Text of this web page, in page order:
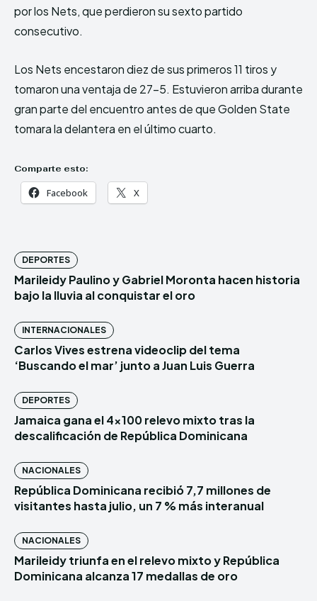
por los Nets, que perdieron su sexto partido
consecutivo.
Los Nets encestaron diez de sus primeros 11 tiros y
tomaron una ventaja de 27-5. Estuvieron arriba durante
gran parte del encuentro antes de que Golden State
tomara la delantera en el último cuarto.
Comparte esto:
Facebook X
DEPORTES
Marileidy Paulino y Gabriel Moronta hacen historia
bajo la lluvia al conquistar el oro
INTERNACIONALES
Carlos Vives estrena videoclip del tema
‘Buscando el mar’ junto a Juan Luis Guerra
DEPORTES
Jamaica gana el 4×100 relevo mixto tras la
descalificación de República Dominicana
NACIONALES
República Dominicana recibió 7,7 millones de
visitantes hasta julio, un 7 % más interanual
NACIONALES
Marileidy triunfa en el relevo mixto y República
Dominicana alcanza 17 medallas de oro